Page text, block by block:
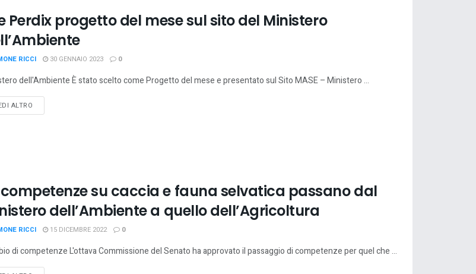
Perdix progetto del mese sul sito del Ministero
RICCI 30 GENNAIO 2023 0
dell'Ambiente È stato scelto come Progetto del mese e presentato sul Sito MASE – Ministero ...
ALTRO
competenze su caccia e fauna selvatica passano dal
dell’Ambiente a quello dell’Agricoltura
RICCI 15 DICEMBRE 2022 0
di competenze L'ottava Commissione del Senato ha approvato il passaggio di competenze per quel che ...